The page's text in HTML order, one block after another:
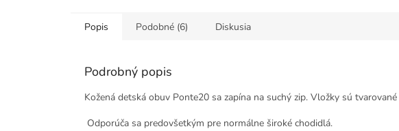
Popis Podobné (6) Diskusia
Podrobný popis
Kožená detská obuv Ponte20 sa zapína na suchý zip. Vložky sú
Odporúča sa predovšetkým pre normálne široké chodidlá.